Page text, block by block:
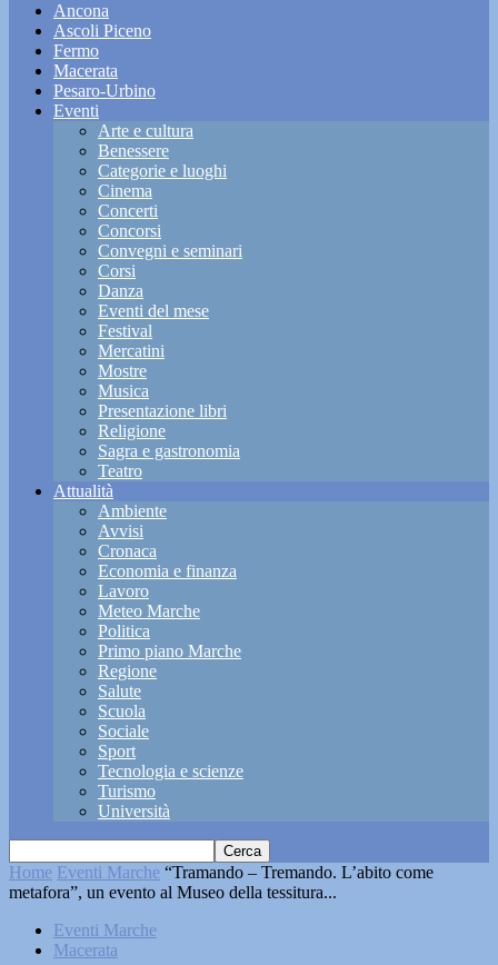
Ancona
Ascoli Piceno
Fermo
Macerata
Pesaro-Urbino
Eventi
Arte e cultura
Benessere
Categorie e luoghi
Cinema
Concerti
Concorsi
Convegni e seminari
Corsi
Danza
Eventi del mese
Festival
Mercatini
Mostre
Musica
Presentazione libri
Religione
Sagra e gastronomia
Teatro
Attualità
Ambiente
Avvisi
Cronaca
Economia e finanza
Lavoro
Meteo Marche
Politica
Primo piano Marche
Regione
Salute
Scuola
Sociale
Sport
Tecnologia e scienze
Turismo
Università
Home Eventi Marche “Tramando – Tremando. L’abito come
metafora”, un evento al Museo della tessitura...
Eventi Marche
Macerata